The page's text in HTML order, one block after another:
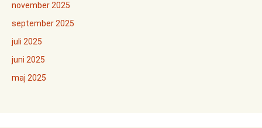
november 2025
september 2025
juli 2025
juni 2025
maj 2025